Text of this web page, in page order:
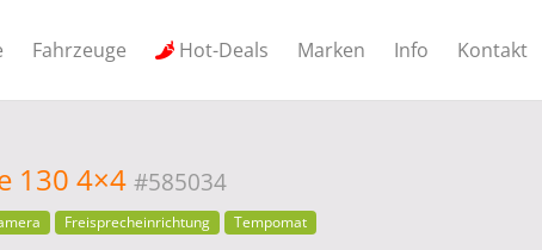
Fahrzeuge Hot-Deals Marken Info Kontakt
130 4×4 #585034
Freisprecheinrichtung Tempomat